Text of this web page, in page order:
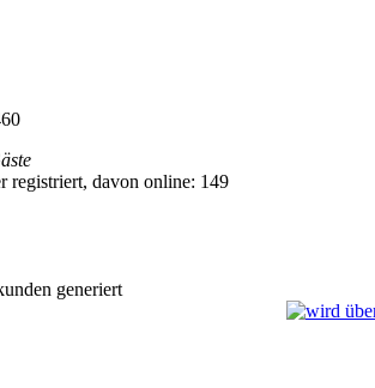
registriert, davon online: 149
generiert